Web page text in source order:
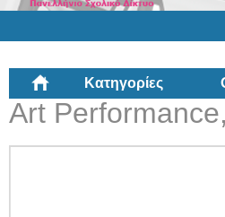
Κατηγορίες
Art